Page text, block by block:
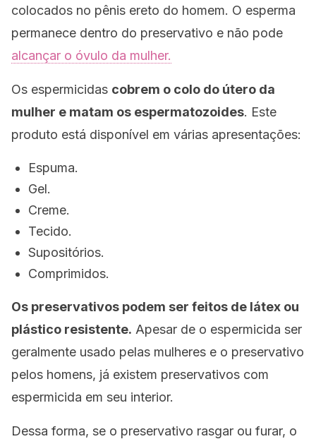
colocados no pênis ereto do homem. O esperma
permanece dentro do preservativo e não pode
alcançar o óvulo da mulher.
Os espermicidas cobrem o colo do útero da
mulher e matam os espermatozoides. Este
produto está disponível em várias apresentações:
Espuma.
Gel.
Creme.
Tecido.
Supositórios.
Comprimidos.
Os preservativos podem ser feitos de látex ou
plástico resistente. Apesar de o espermicida ser
geralmente usado pelas mulheres e o preservativo
pelos homens, já existem preservativos com
espermicida em seu interior.
Dessa forma, se o preservativo rasgar ou furar, o